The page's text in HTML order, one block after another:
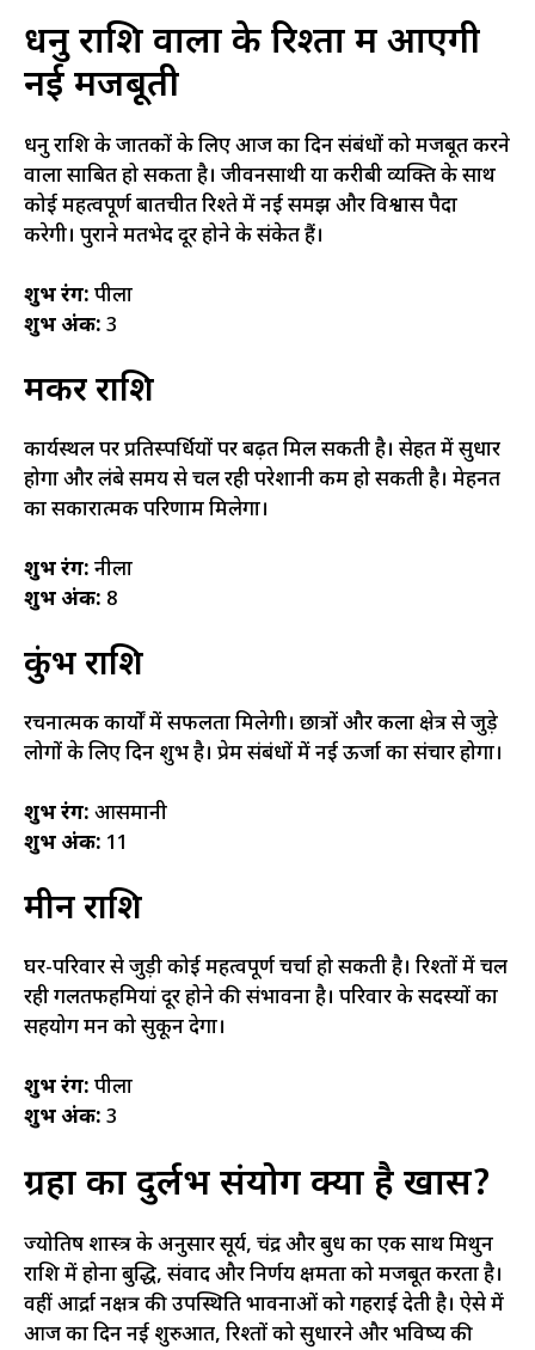
धनु राशि वालों के रिश्तों में आएगी
नई मजबूती
धनु राशि के जातकों के लिए आज का दिन संबंधों को मजबूत करने
वाला साबित हो सकता है। जीवनसाथी या करीबी व्यक्ति के साथ
कोई महत्वपूर्ण बातचीत रिश्ते में नई समझ और विश्वास पैदा
करेगी। पुराने मतभेद दूर होने के संकेत हैं।
शुभ रंग: पीला
शुभ अंक: 3
मकर राशि
कार्यस्थल पर प्रतिस्पर्धियों पर बढ़त मिल सकती है। सेहत में सुधार
होगा और लंबे समय से चल रही परेशानी कम हो सकती है। मेहनत
का सकारात्मक परिणाम मिलेगा।
शुभ रंग: नीला
शुभ अंक: 8
कुंभ राशि
रचनात्मक कार्यों में सफलता मिलेगी। छात्रों और कला क्षेत्र से जुड़े
लोगों के लिए दिन शुभ है। प्रेम संबंधों में नई ऊर्जा का संचार होगा।
शुभ रंग: आसमानी
शुभ अंक: 11
मीन राशि
घर-परिवार से जुड़ी कोई महत्वपूर्ण चर्चा हो सकती है। रिश्तों में चल
रही गलतफहमियां दूर होने की संभावना है। परिवार के सदस्यों का
सहयोग मन को सुकून देगा।
शुभ रंग: पीला
शुभ अंक: 3
ग्रहों का दुर्लभ संयोग क्यों है खास?
ज्योतिष शास्त्र के अनुसार सूर्य, चंद्र और बुध का एक साथ मिथुन
राशि में होना बुद्धि, संवाद और निर्णय क्षमता को मजबूत करता है।
वहीं आर्द्रा नक्षत्र की उपस्थिति भावनाओं को गहराई देती है। ऐसे में
आज का दिन नई शुरुआत, रिश्तों को सुधारने और भविष्य की